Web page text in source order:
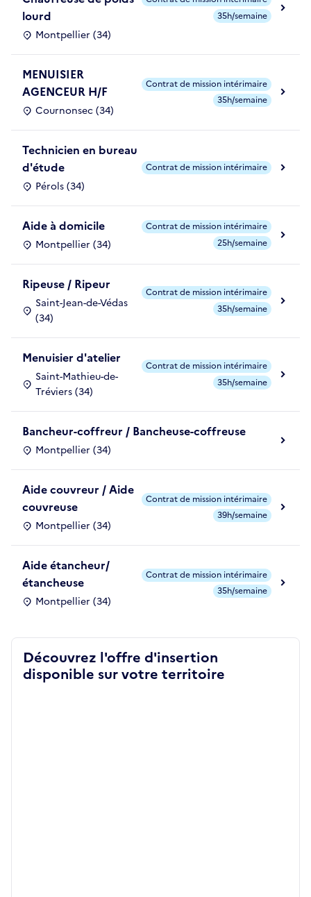
lourd
Montpellier (34)
35h/semaine
MENUISIER
AGENCEUR H/F
Cournonsec (34)
Contrat de mission intérimaire
35h/semaine
Technicien en bureau
d'étude
Pérols (34)
Contrat de mission intérimaire
Aide à domicile
Montpellier (34)
Contrat de mission intérimaire
25h/semaine
Ripeuse / Ripeur
Saint-Jean-de-Védas
(34)
Contrat de mission intérimaire
35h/semaine
Menuisier d'atelier
Saint-Mathieu-de-
Tréviers (34)
Contrat de mission intérimaire
35h/semaine
Bancheur-coffreur / Bancheuse-coffreuse
Montpellier (34)
Aide couvreur / Aide
couvreuse
Montpellier (34)
Contrat de mission intérimaire
39h/semaine
Aide étancheur/
étancheuse
Montpellier (34)
Contrat de mission intérimaire
35h/semaine
Découvrez l'offre d'insertion
disponible sur votre territoire